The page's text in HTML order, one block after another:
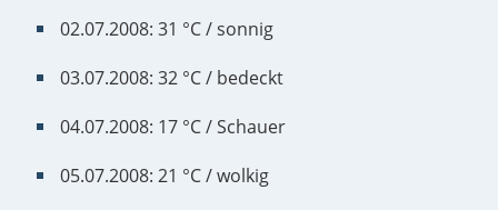
02.07.2008: 31 °C / sonnig
03.07.2008: 32 °C / bedeckt
04.07.2008: 17 °C / Schauer
05.07.2008: 21 °C / wolkig